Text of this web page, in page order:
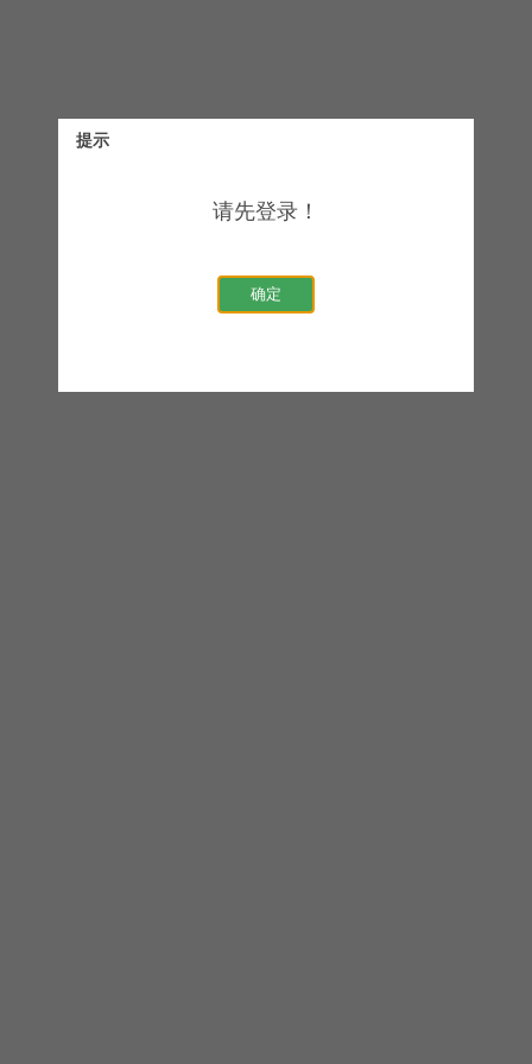
提示
请先登录！